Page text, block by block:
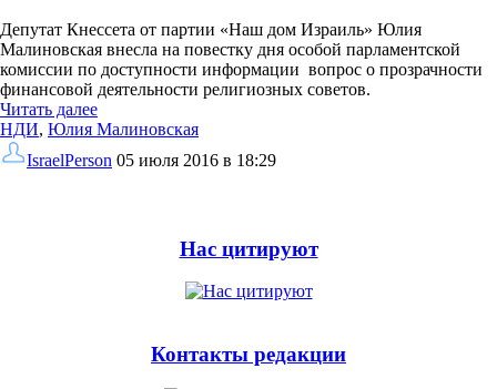
Депутат Кнессета от партии «Наш дом Израиль» Юлия
Малиновская внесла на повестку дня особой парламентской
комиссии по доступности информации вопрос о прозрачности
финансовой деятельности религиозных советов.
Читать далее
НДИ, Юлия Малиновская
IsraelPerson 05 июля 2016 в 18:29
Нас цитируют
Контакты редакции